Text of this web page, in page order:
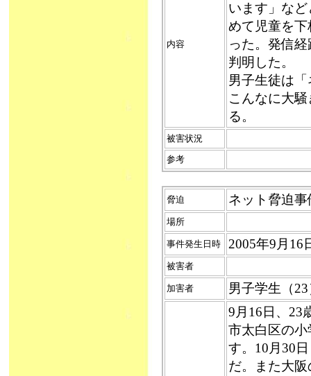
内容
います」な
めて児童を
った。発信
判明した。
男子生徒は
こんなに大
る。
被害状況
参考
脅迫 ネット脅迫事
場所
事件発生日時 2005年9月
被害者
加害者 男子学生（
9月16日、23
市太白区の
す。10月30
だ。また大